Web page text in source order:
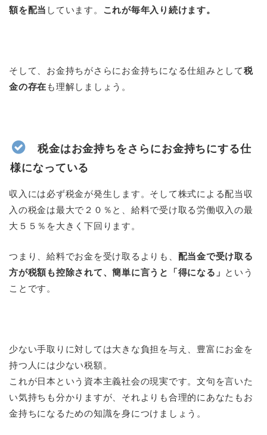
額を配当 しています。 これが毎年入り続けます。
そして、お金持ちがさらにお金持ちになる仕組みとして税
金の存在 も理解しましょう。
税金はお金持ちをさらにお金持ちにする仕
様になっている
収入には必ず税金が発生します。そして株式による配当収
入の税金は最大で２０％と、給料で受け取る労働収入の最
大５５％を大きく下回ります。
つまり、給料でお金を受け取るよりも、 配当金で受け取る
方が税額も控除されて、簡単に言うと「得になる」 という
ことです。
少ない手取りに対しては大きな負担を与え、豊富にお金を
持つ人には少ない税額。
これが日本という資本主義社会の現実です。文句を言いた
い気持ちも分かりますが、それよりも合理的にあなたもお
金持ちになるための知識を身につけましょう。